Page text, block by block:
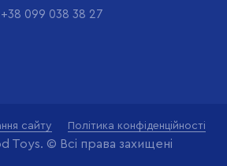
+38 099 038 38 27
сайту Політика конфіденційності
Toys. © Всі права захищені